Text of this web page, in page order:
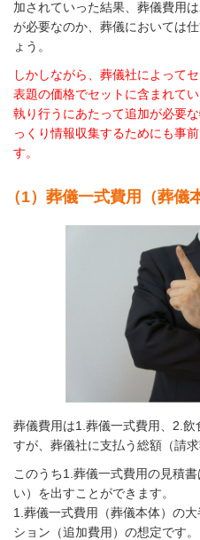
加されていった結果、葬儀費用
が必要なのか、葬儀においては
ょう。
しかしながら、葬儀社によって
表題の価格でセットに含まれて
執り行うにあたって追加が必要
っくり情報収集するためにも事
す。
（1）葬儀一式費用（葬儀
葬儀費用は1.葬儀一式費用、2.
すが、葬儀社に支払う総額（請求
このうち1.葬儀一式費用の見積
い）を出すことができます。
1.葬儀一式費用（葬儀本体）の
ション（追加費用）の想定です。